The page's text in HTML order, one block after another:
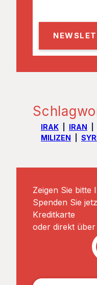
a
l
IRAK IRAN
MILIZEN
Zeigen Sie bitte
Spenden Sie
Kreditkarte
oder direkt